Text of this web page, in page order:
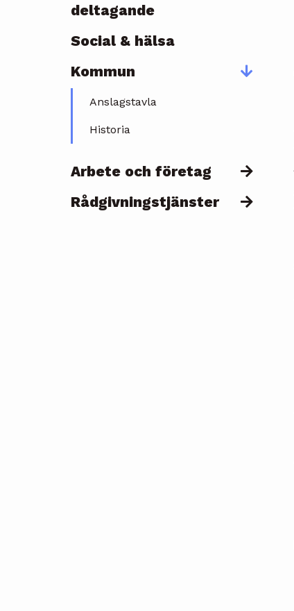
deltagande
Social & hälsa
Kommun
Anslagstavla
Historia
Arbete och företag
Rådgivningstjänster